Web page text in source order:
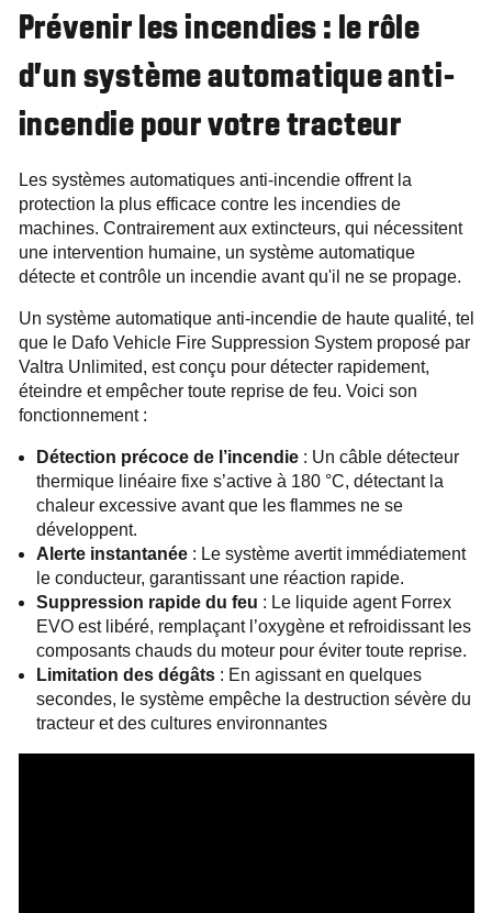
Prévenir les incendies : le rôle
d'un système automatique anti-
incendie pour votre tracteur
Les systèmes automatiques anti-incendie offrent la
protection la plus efficace contre les incendies de
machines. Contrairement aux extincteurs, qui nécessitent
une intervention humaine, un système automatique
détecte et contrôle un incendie avant qu'il ne se propage.
Un système automatique anti-incendie de haute qualité, tel
que le Dafo Vehicle Fire Suppression System proposé par
Valtra Unlimited, est conçu pour détecter rapidement,
éteindre et empêcher toute reprise de feu. Voici son
fonctionnement :
Détection précoce de l’incendie: Un câble détecteur
thermique linéaire fixe s’active à 180 °C, détectant la
chaleur excessive avant que les flammes ne se
développent.
Alerte instantanée: Le système avertit immédiatement
le conducteur, garantissant une réaction rapide.
Suppression rapide du feu : Le liquide agent Forrex
EVO est libéré, remplaçant l’oxygène et refroidissant les
composants chauds du moteur pour éviter toute reprise.
Limitation des dégâts: En agissant en quelques
secondes, le système empêche la destruction sévère du
tracteur et des cultures environnantes